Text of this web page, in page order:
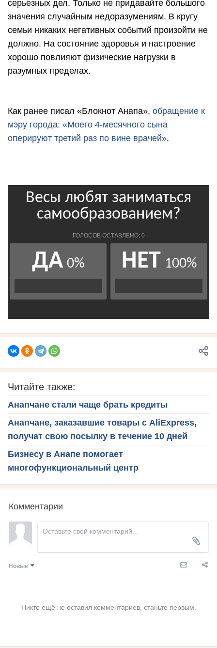
серьезных дел. Только не придавайте большого
значения случайным недоразумениям. В кругу
семьи никаких негативных событий произойти не
должно. На состояние здоровья и настроение
хорошо повлияют физические нагрузки в
разумных пределах.
Как ранее писал «Блокнот Анапа», обращение к
мэру города: «Моего 4-месячного сына
оперируют третий раз по вине врачей».
Читайте также:
Анапчане стали чаще брать кредиты
Анапчане, заказавшие товары с AliExpress,
получат свою посылку в течение 10 дней
Бизнесу в Анапе помогает
многофункциональный центр
Комментарии
Новые
Никто ещё не оставил комментариев, станьте первым.